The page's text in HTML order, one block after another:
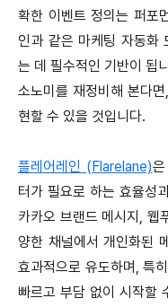
확한 이벤트 정의는 퍼포
인과 같은 마케팅 자동화
는 데 필수적인 기반이 됩
소노미를 재정비해 본다
현할 수 있을 것입니다.
플레어레인 (Flarelane)은
터가 필요로 하는 효율성
카카오 브랜드 메시지, 웹
양한 채널에서 개인화된
효과적으로 유도하며, 특
빠르고 부담 없이 시작할